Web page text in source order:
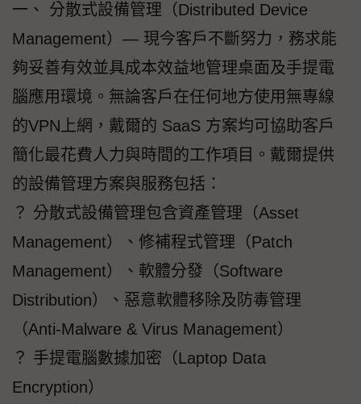
一、 分散式設備管理（Distributed Device
Management）— 現今客戶不斷努力，務求能
夠妥善有效並具成本效益地管理桌面及手提電
腦應用環境。無論客戶在任何地方使用無專線
的VPN上網，戴爾的 SaaS 方案均可協助客戶
簡化最花費人力與時間的工作項目。戴爾提供
的設備管理方案與服務包括：
？ 分散式設備管理包含資產管理（Asset
Management）、修補程式管理（Patch
Management）、軟體分發（Software
Distribution）、惡意軟體移除及防毒管理
（Anti-Malware & Virus Management）
？ 手提電腦數據加密（Laptop Data
Encryption）